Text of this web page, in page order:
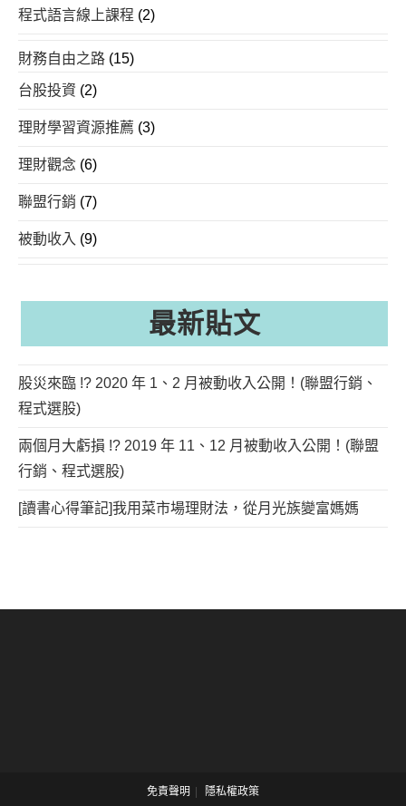
程式語言線上課程 (2)
財務自由之路 (15)
台股投資 (2)
理財學習資源推薦 (3)
理財觀念 (6)
聯盟行銷 (7)
被動收入 (9)
最新貼文
股災來臨 !? 2020 年 1、2 月被動收入公開！(聯盟行銷、
程式選股)
兩個月大虧損 !? 2019 年 11、12 月被動收入公開！(聯盟
行銷、程式選股)
[讀書心得筆記]我用菜市場理財法，從月光族變富媽媽
免責聲明 隱私權政策